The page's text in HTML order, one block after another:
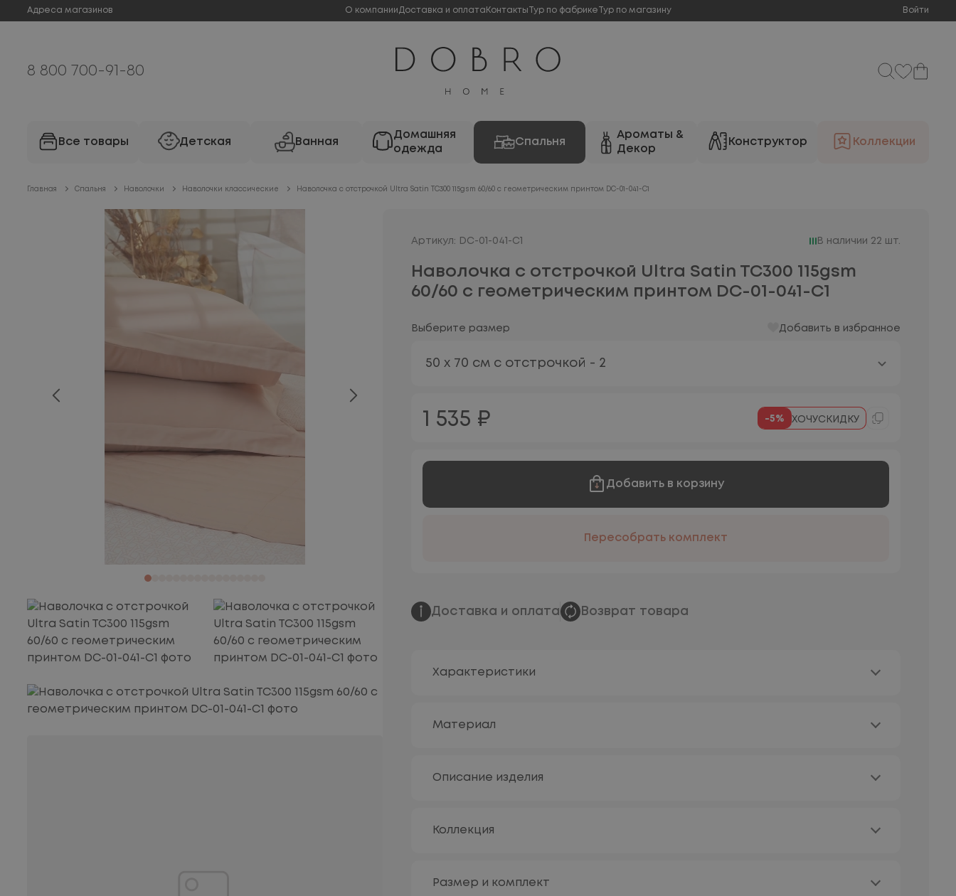
Адреса магазинов О компании Доставка и оплата Контакты Тур по фабрике Тур по магазину Войти
8 800 700-91-80
Все товары Детская Ванная
Домашняя
одежда
Спальня
Ароматы &
Декор
Конструктор Коллекции
Главная Спальня Наволочки Наволочки классические Наволочка с отстрочкой Ultra Satin TC300 115gsm 60/60 с геометрическим принтом DC-01-041-C1
Артикул: DC-01-041-C1 В наличии 22 шт.
Наволочка с отстрочкой Ultra Satin TC300 115gsm
60/60 с геометрическим принтом DC-01-041-C1
Выберите размер Добавить в избранное
50 х 70 см с отстрочкой - 2
1 535 ₽ -5% ХОЧУСКИДКУ
Добавить в корзину
Пересобрать комплект
Доставка и оплата Возврат товара
Характеристики
Материал
Описание изделия
Коллекция
Размер и комплект